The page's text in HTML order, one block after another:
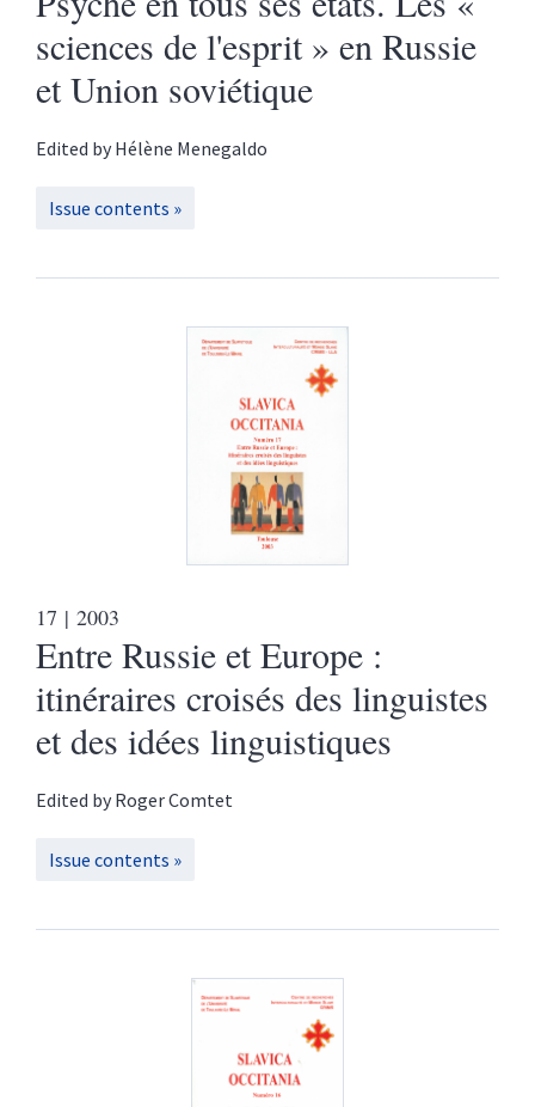
sciences de l'esprit » en Russie
et Union soviétique
Edited by Hélène Menegaldo
Issue contents
17 | 2003
Entre Russie et Europe :
itinéraires croisés des linguistes
et des idées linguistiques
Edited by RogerComtet
Issue contents